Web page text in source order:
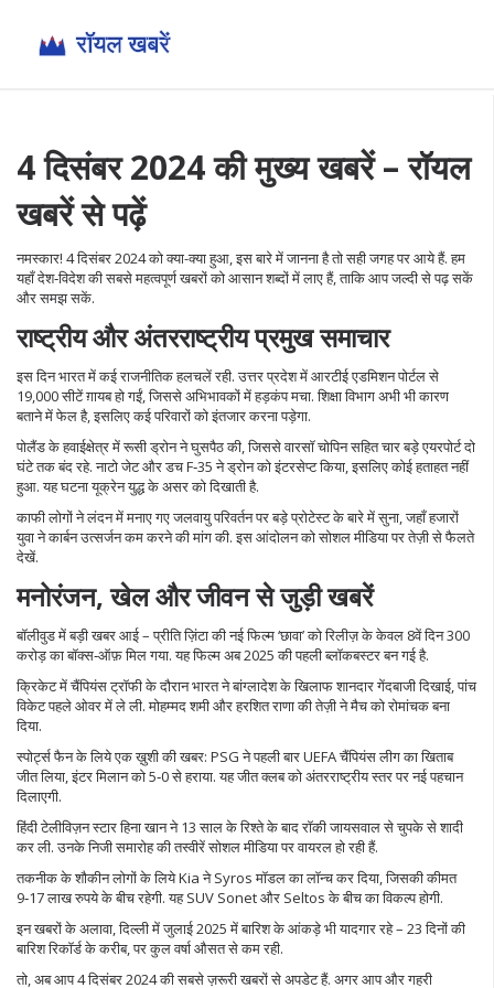
4 दिसंबर 2024 की मुख्य खबरें – रॉयल
खबरें से पढ़ें
नमस्कार! 4 दिसंबर 2024 को क्या-क्या हुआ, इस बारे में जानना है तो सही जगह पर आये हैं. हम
यहाँ देश‑विदेश की सबसे महत्वपूर्ण खबरों को आसान शब्दों में लाए हैं, ताकि आप जल्दी से पढ़ सकें
और समझ सकें.
राष्ट्रीय और अंतरराष्ट्रीय प्रमुख समाचार
इस दिन भारत में कई राजनीतिक हलचलें रही. उत्तर प्रदेश में आरटीई एडमिशन पोर्टल से
19,000 सीटें ग़ायब हो गईं, जिससे अभिभावकों में हड़कंप मचा. शिक्षा विभाग अभी भी कारण
बताने में फेल है, इसलिए कई परिवारों को इंतजार करना पड़ेगा.
पोलैंड के हवाईक्षेत्र में रूसी ड्रोन ने घुसपैठ की, जिससे वारसॉ चोपिन सहित चार बड़े एयरपोर्ट दो
घंटे तक बंद रहे. नाटो जेट और डच F‑35 ने ड्रोन को इंटरसेप्ट किया, इसलिए कोई हताहत नहीं
हुआ. यह घटना यूक्रेन युद्ध के असर को दिखाती है.
काफी लोगों ने लंदन में मनाए गए जलवायु परिवर्तन पर बड़े प्रोटेस्ट के बारे में सुना, जहाँ हजारों
युवा ने कार्बन उत्सर्जन कम करने की मांग की. इस आंदोलन को सोशल मीडिया पर तेज़ी से फैलते
देखें.
मनोरंजन, खेल और जीवन से जुड़ी खबरें
बॉलीवुड में बड़ी खबर आई – प्रीति ज़िंटा की नई फिल्म ‘छावा’ को रिलीज़ के केवल 8वें दिन 300
करोड़ का बॉक्स‑ऑफ़ मिल गया. यह फिल्म अब 2025 की पहली ब्लॉकबस्टर बन गई है.
क्रिकेट में चैंपियंस ट्रॉफी के दौरान भारत ने बांग्लादेश के खिलाफ शानदार गेंदबाजी दिखाई, पांच
विकेट पहले ओवर में ले ली. मोहम्मद शमी और हरशित राणा की तेज़ी ने मैच को रोमांचक बना
दिया.
स्पोर्ट्स फैन के लिये एक ख़ुशी की खबर: PSG ने पहली बार UEFA चैंपियंस लीग का खिताब
जीत लिया, इंटर मिलान को 5‑0 से हराया. यह जीत क्लब को अंतरराष्ट्रीय स्तर पर नई पहचान
दिलाएगी.
हिंदी टेलीविज़न स्टार हिना खान ने 13 साल के रिश्ते के बाद रॉकी जायसवाल से चुपके से शादी
कर ली. उनके निजी समारोह की तस्वीरें सोशल मीडिया पर वायरल हो रही हैं.
तकनीक के शौकीन लोगों के लिये Kia ने Syros मॉडल का लॉन्च कर दिया, जिसकी कीमत
9‑17 लाख रुपये के बीच रहेगी. यह SUV Sonet और Seltos के बीच का विकल्प होगी.
इन खबरों के अलावा, दिल्ली में जुलाई 2025 में बारिश के आंकड़े भी यादगार रहे – 23 दिनों की
बारिश रिकॉर्ड के करीब, पर कुल वर्षा औसत से कम रही.
तो, अब आप 4 दिसंबर 2024 की सबसे ज़रूरी खबरों से अपडेट हैं. अगर आप और गहरी